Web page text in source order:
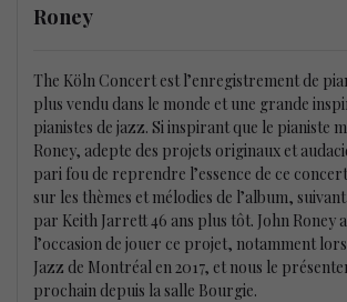
Roney
The Köln Concert est l’enregistrement de
plus vendu dans le monde et une grande
pianistes de jazz. Si inspirant que le pianiste
Roney, adepte des projets originaux et
pari fou de reprendre l’essence de ce
sur les thèmes et mélodies de l’album,
par Keith Jarrett 46 ans plus tôt. John Roney
l’occasion de jouer ce projet, notamment
Jazz de Montréal en 2017, et nous le
prochain depuis la salle Bourgie.